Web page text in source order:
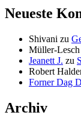
Neueste
Shivani zu
Müller-Lesch
Jeanett J. zu
Robert
Forner Dag
Archiv